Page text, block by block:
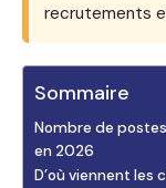
recrutements
Sommaire
Nombre de
en 2026
D’où viennent les